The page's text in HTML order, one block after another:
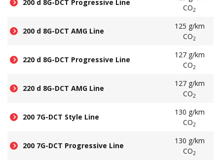
200 d 8G-DCT Progressive Line
CO2
200 d 8G-DCT AMG Line
125 g/km
CO2
220 d 8G-DCT Progressive Line
127 g/km
CO2
220 d 8G-DCT AMG Line
127 g/km
CO2
200 7G-DCT Style Line
130 g/km
CO2
200 7G-DCT Progressive Line
130 g/km
CO2